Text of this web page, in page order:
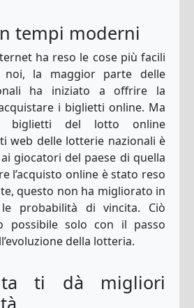
tempi moderni
ha reso le cose più facili
la maggior parte delle
ha iniziato a offrire la
i biglietti online. Ma
biglietti del lotto online
web delle lotterie nazionali è
giocatori del paese di quella
l’acquisto online è stato reso
questo non ha migliorato in
probabilità di vincita. Ciò
possibile solo con il passo
della lotteria.
ti dà migliori